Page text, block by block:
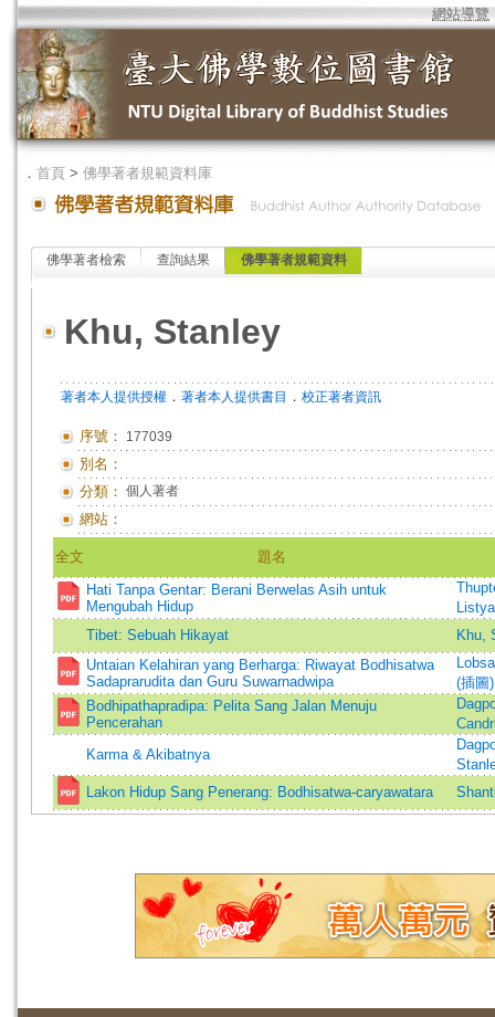
網站導覽
． 首頁 > 佛學著者規範資料庫
佛學著者檢索 查詢結果 佛學著者規範資料
Khu, Stanley
著者本人提供授權 ． 著者本人提供書目 ． 校正著者資訊
序號： 177039
別名：
分類： 個人著者
網站：
全文
題名
Hati Tanpa Gentar: Berani Berwelas Asih untuk
Mengubah Hidup
Tibet: Sebuah Hikayat
Khu,
Untaian Kelahiran yang Berharga: Riwayat Bodhisatwa
Sadaprarudita dan Guru Suwarnadwipa
(插圖)
Bodhipathapradipa: Pelita Sang Jalan Menuju
Pencerahan
Karma & Akibatnya
Lakon Hidup Sang Penerang: Bodhisatwa-caryawatara